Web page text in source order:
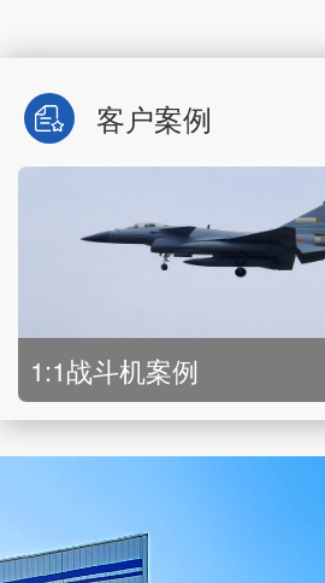
客户案例
1:1战斗机案例